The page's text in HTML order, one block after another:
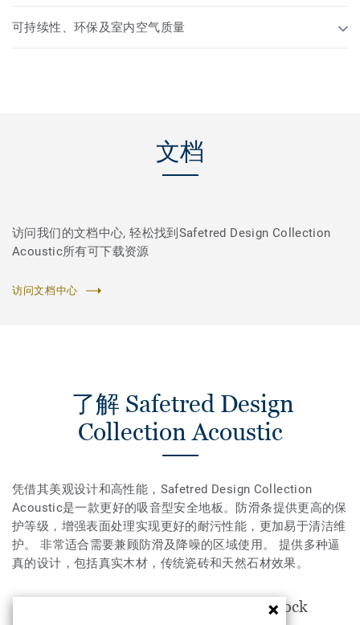
可持续性、环保及室内空气质量
文档
访问我们的文档中心, 轻松找到Safetred Design Collection
Acoustic所有可下载资源
访问文档中心
了解 Safetred Design
Collection Acoustic
凭借其美观设计和高性能，Safetred Design Collection
Acoustic是一款更好的吸音型安全地板。防滑条提供更高的保
护等级，增强表面处理实现更好的耐污性能，更加易于清洁维
护。 非常适合需要兼顾防滑及降噪的区域使用。 提供多种逼
真的设计，包括真实木材，传统瓷砖和天然石材效果。
Safetred Design Collection Acoustic Rock